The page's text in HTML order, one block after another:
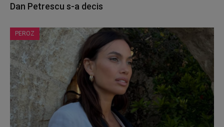
Dan Petrescu s-a decis
PEROZ